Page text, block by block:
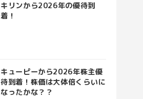
キリンから2026年の優待到
着！
キューピーから2026年株主優
待到着！株価は大体倍くらいに
なったかな？？